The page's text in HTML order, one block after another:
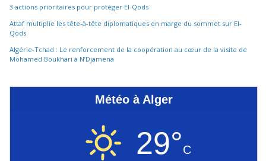
3 actions prioritaires pour protéger El-Qods
Attaf multiplie les tête-à-tête diplomatiques en marge du sommet sur El-
Qods
Algérie-Tchad : Le renforcement de la coopération au cœur de la visite de
Mohamed Boukhari à N’Djamena
Météo à Alger
29°C